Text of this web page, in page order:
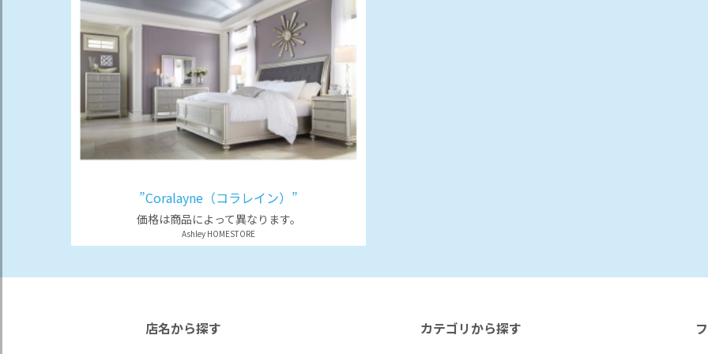
”Coralayne（コラレイン）”
価格は商品によって異なります。
Ashley HOMESTORE
店名から探す カテゴリから探す